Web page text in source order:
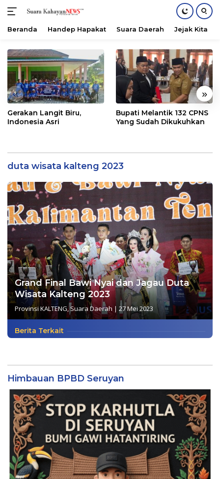
konten
Beranda Handep Hapakat Suara Daerah Jejak Kita
« »
Gerakan Langit Biru,
Indonesia Asri
Bupati Melantik 132 CPNS
Yang Sudah Dikukuhkan
duta wisata kalteng 2023
Grand Final Bawi Nyai dan Jagau Duta
Wisata Kalteng 2023
Provinsi KALTENG,Suara Daerah | 27 Mei 2023
Berita Terkait
Himbauan BPBD Seruyan